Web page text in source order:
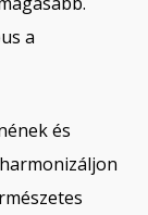
a
és